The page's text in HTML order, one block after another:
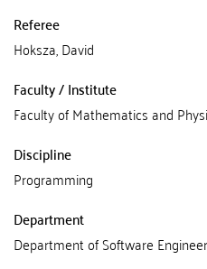
Referee
Hoksza, David
Faculty / Institute
Faculty of Mathematics and
Discipline
Programming
Department
Department of Software